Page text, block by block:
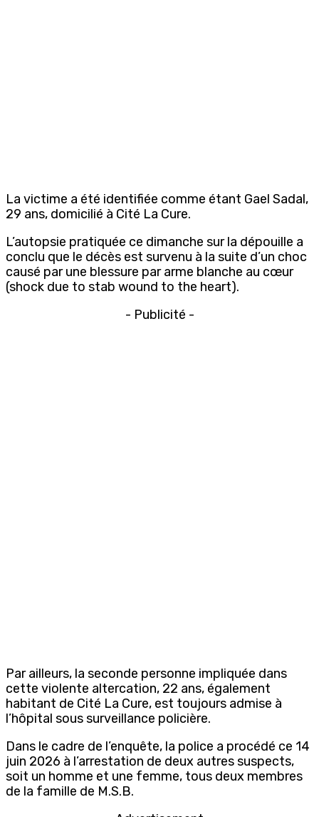
La victime a été identifiée comme étant Gael Sadal,
29 ans, domicilié à Cité La Cure.
L’autopsie pratiquée ce dimanche sur la dépouille a
conclu que le décès est survenu à la suite d’un choc
causé par une blessure par arme blanche au cœur
(shock due to stab wound to the heart).
- Publicité -
Par ailleurs, la seconde personne impliquée dans
cette violente altercation, 22 ans, également
habitant de Cité La Cure, est toujours admise à
l’hôpital sous surveillance policière.
Dans le cadre de l’enquête, la police a procédé ce 14
juin 2026 à l’arrestation de deux autres suspects,
soit un homme et une femme, tous deux membres
de la famille de M.S.B.